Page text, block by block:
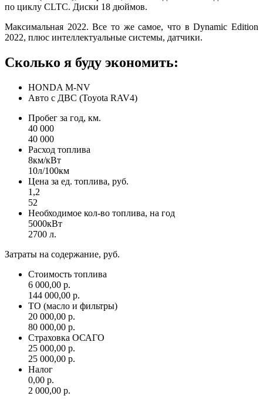
по циклу CLTC. Диски 18 дюймов.
Максимальная 2022. Все то же самое, что в Dynamic Edition
2022, плюс интеллектуальные системы, датчики.
Сколько я буду экономить:
HONDA M-NV
Авто с ДВС (Toyota RAV4)
Пробег за год, км.
40 000
40 000
Расход топлива
8км/кВт
10л/100км
Цена за ед. топлива, руб.
1,2
52
Необходимое кол-во топлива, на год
5000кВт
2700 л.
Затраты на содержание, руб.
Стоимость топлива
6 000,00 р.
144 000,00 р.
ТО (масло и фильтры)
20 000,00 р.
80 000,00 р.
Страховка ОСАГО
25 000,00 р.
25 000,00 р.
Налог
0,00 р.
2 000,00 р.